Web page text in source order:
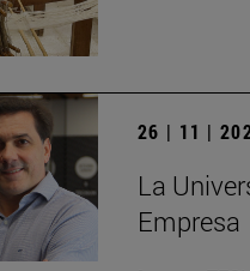
26 | 11 |
La
Empresa